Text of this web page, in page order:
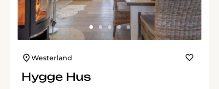
Westerland
Hygge Hus